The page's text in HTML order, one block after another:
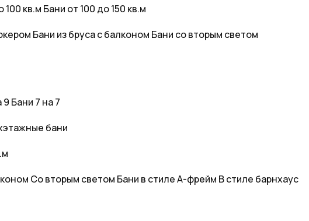
100 кв.м Бани от 100 до 150 кв.м
Бани из бруса с балконом Бани со вторым светом
9 Бани 7 на 7
бани
Со вторым светом Бани в стиле А-фрейм В стиле барнхаус